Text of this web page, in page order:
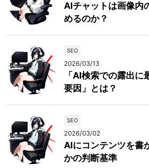
AIチャットは画像内
めるのか？
SEO
2026/03/13
「AI検索での露出に
要因」とは？
SEO
2026/03/02
AIにコンテンツを書
かの判断基準